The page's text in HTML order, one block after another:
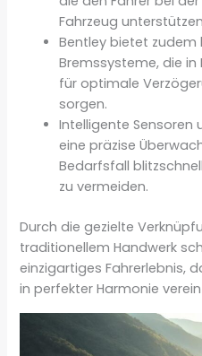
Fahrzeug
Bentley bietet zudem
Bremssysteme, die
für optimale
sorgen.
Intelligente Sensoren
eine präzise
Bedarfsfall
zu vermeiden.
Durch die gezielte
traditionellem Handwerk
einzigartiges Fahrerlebnis,
in perfekter Harmonie